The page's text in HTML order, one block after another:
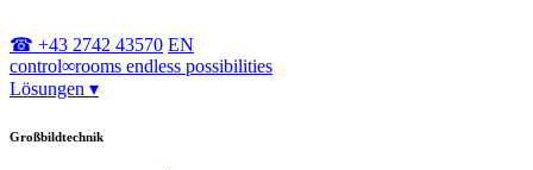
☎ +43 2742 43570 EN
control∞rooms endless possibilities
Lösungen ▾
Großbildtechnik